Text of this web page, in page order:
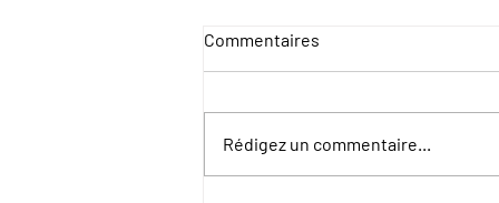
Commentaires
Rédigez un commentaire...